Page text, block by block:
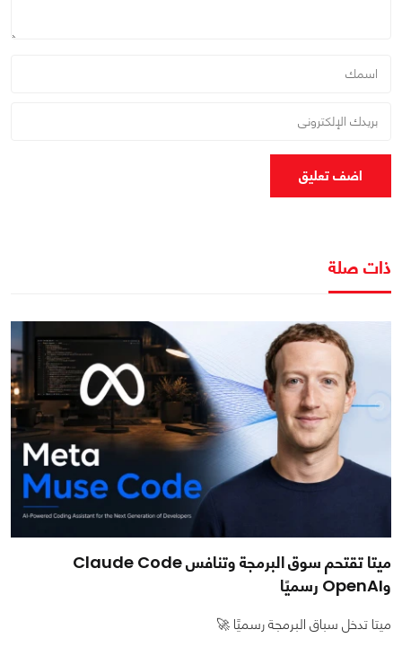
اضف تعليق
ذات صلة
ميتا تقتحم سوق البرمجة وتنافس Claude Code
وOpenAI رسميًا
ميتا تدخل سباق البرمجة رسميًا 🚀